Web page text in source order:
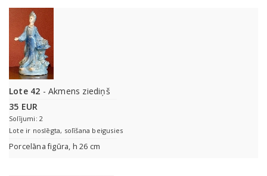
Lote 42 - Akmens ziediņš
35 EUR
Solījumi: 2
Lote ir noslēgta, solīšana beigusies
Porcelāna figūra, h 26 cm